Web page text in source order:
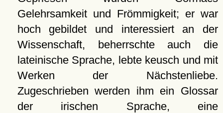
Gelehrsamkeit und Frömmigkeit; er war
hoch gebildet und interessiert an der
Wissenschaft, beherrschte auch die
lateinische Sprache, lebte keusch und mit
Werken der Nächstenliebe.
Zugeschrieben werden ihm ein Glossar
der irischen Sprache, eine